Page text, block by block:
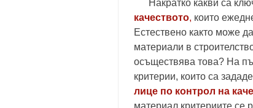
Накратко какви са
качеството, които
Естествено както може
материали в
осъществява това? На
критерии, които са
лице по контрол на
материал критериите се